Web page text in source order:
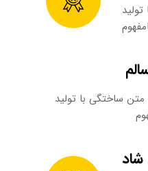
متن ساختگی با تولید
شاد​​​​​​​